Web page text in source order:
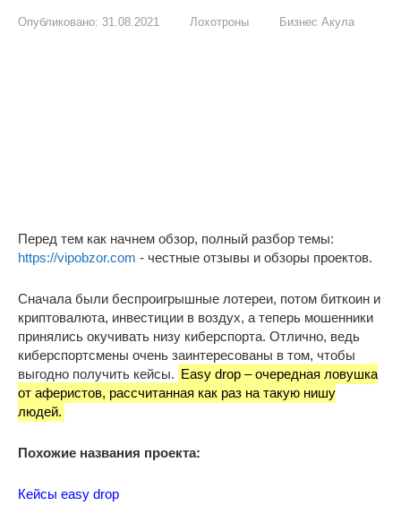
Опубликовано: 31.08.2021 Лохотроны Бизнес Акула
Перед тем как начнем обзор, полный разбор темы:
https://vipobzor.com - честные отзывы и обзоры проектов.
Сначала были беспроигрышные лотереи, потом биткоин и
криптовалюта, инвестиции в воздух, а теперь мошенники
принялись окучивать низу киберспорта. Отлично, ведь
киберспортсмены очень заинтересованы в том, чтобы
выгодно получить кейсы. Easy drop – очередная ловушка
от аферистов, рассчитанная как раз на такую нишу
людей.
Похожие названия проекта:
Кейсы easy drop